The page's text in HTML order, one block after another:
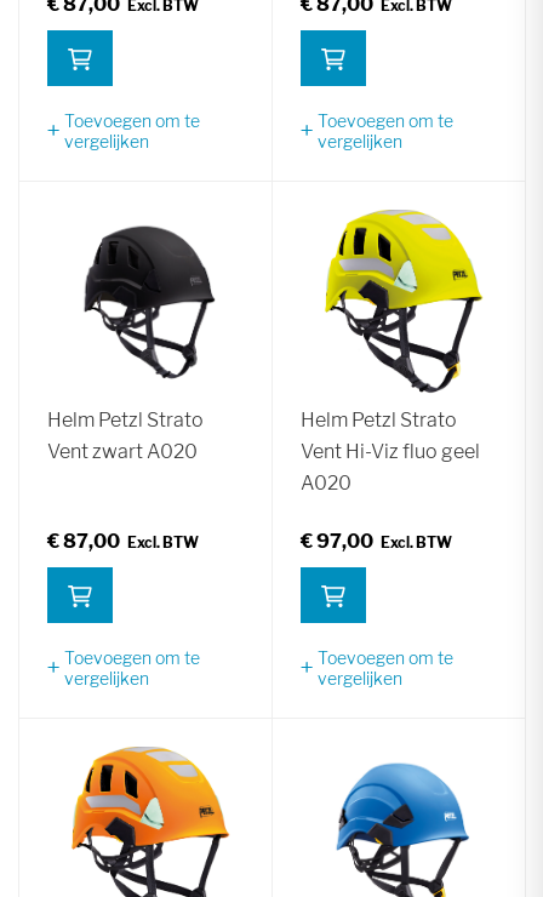
Toevoegen om te
vergelijken
Toevoegen om te
vergelijken
Helm Petzl Strato
Vent zwart A020
€ 87,00
Toevoegen om te
vergelijken
Helm Petzl Strato
Vent Hi-Viz fluo geel
A020
€ 97,00
Toevoegen om te
vergelijken